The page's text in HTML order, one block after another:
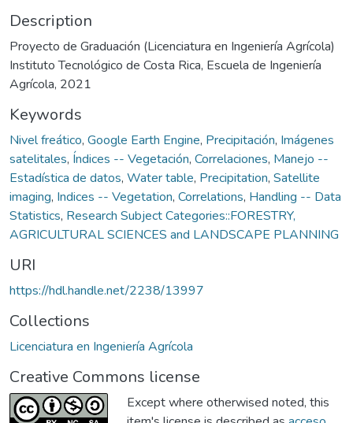
Description
Proyecto de Graduación (Licenciatura en Ingeniería Agrícola)
Instituto Tecnológico de Costa Rica, Escuela de Ingeniería
Agrícola, 2021
Keywords
Nivel freático, Google Earth Engine, Precipitación, Imágenes
satelitales, Índices -- Vegetación, Correlaciones, Manejo --
Estadística de datos, Water table, Precipitation, Satellite
imaging, Indices -- Vegetation, Correlations, Handling -- Data
Statistics, Research Subject Categories::FORESTRY,
AGRICULTURAL SCIENCES and LANDSCAPE PLANNING
URI
https://hdl.handle.net/2238/13997
Collections
Licenciatura en Ingeniería Agrícola
Creative Commons license
Except where otherwised noted, this